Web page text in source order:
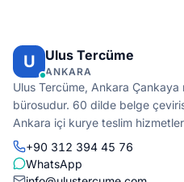
U Ulus Tercüme
ANKARA
Ulus Tercüme, Ankara
bürosudur. 60 dilde belge
Ankara içi kurye teslim
+90 312 394 45 76
WhatsApp